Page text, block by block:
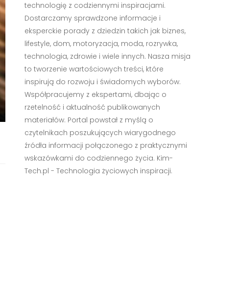
technologię z codziennymi inspiracjami.
Dostarczamy sprawdzone informacje i
eksperckie porady z dziedzin takich jak biznes,
lifestyle, dom, motoryzacja, moda, rozrywka,
technologia, zdrowie i wiele innych. Nasza misja
to tworzenie wartościowych treści, które
inspirują do rozwoju i świadomych wyborów.
Współpracujemy z ekspertami, dbając o
rzetelność i aktualność publikowanych
materiałów. Portal powstał z myślą o
czytelnikach poszukujących wiarygodnego
źródła informacji połączonego z praktycznymi
wskazówkami do codziennego życia. Kim-
Tech.pl - Technologia życiowych inspiracji.